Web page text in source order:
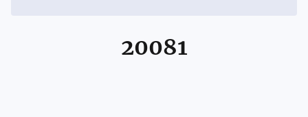
20081